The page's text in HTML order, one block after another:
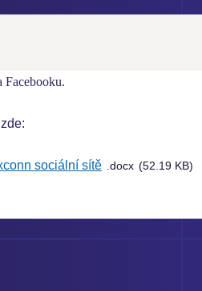
Facebooku.
sociální sítě docx 52.19 KB